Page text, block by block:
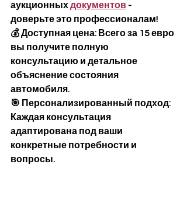
аукционных документов -
доверьте это профессионалам!
💰 Доступная цена: Всего за 15 евро
вы получите полную
консультацию и детальное
объяснение состояния
автомобиля.
🎯 Персонализированный подход:
Каждая консультация
адаптирована под ваши
конкретные потребности и
вопросы.